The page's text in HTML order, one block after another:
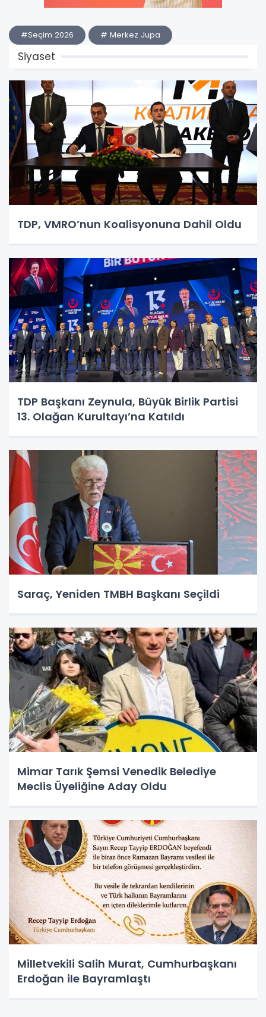
#Seçim 2026 # Merkez Jupa
Siyaset
TDP, VMRO’nun Koalisyonuna Dahil Oldu
TDP Başkanı Zeynula, Büyük Birlik Partisi
13. Olağan Kurultayı’na Katıldı
Saraç, Yeniden TMBH Başkanı Seçildi
Mimar Tarık Şemsi Venedik Belediye
Meclis Üyeliğine Aday Oldu
Milletvekili Salih Murat, Cumhurbaşkanı
Erdoğan ile Bayramlaştı